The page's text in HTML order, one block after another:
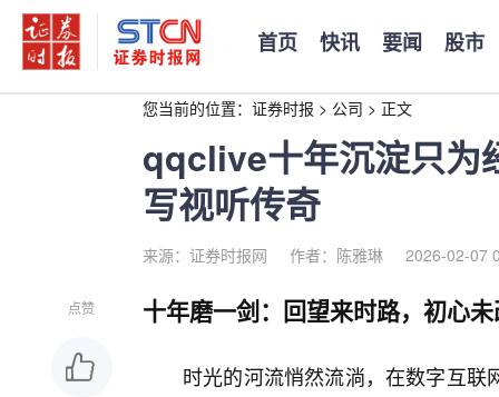
首页 快讯 要闻 股市
您当前的位置： 证券时报 > 公司 > 正文
qqclive十年沉淀只为
写视听传奇
来源：证券时报网 作者：陈雅琳 2026-02-07
点赞 十年磨一剑：回望来时路，初心
时光的河流悄然流淌，在数字互